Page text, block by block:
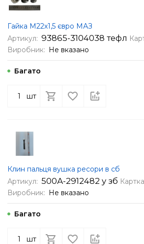
Гайка М22х1,5 євро МАЗ
Артикул: 93865-3104038 тефл
Виробник: Не вказано
Багато
шт
Клин пальця вушка ресори в сб
Артикул: 500А-2912482 у зб
Виробник: Не вказано
Багато
шт